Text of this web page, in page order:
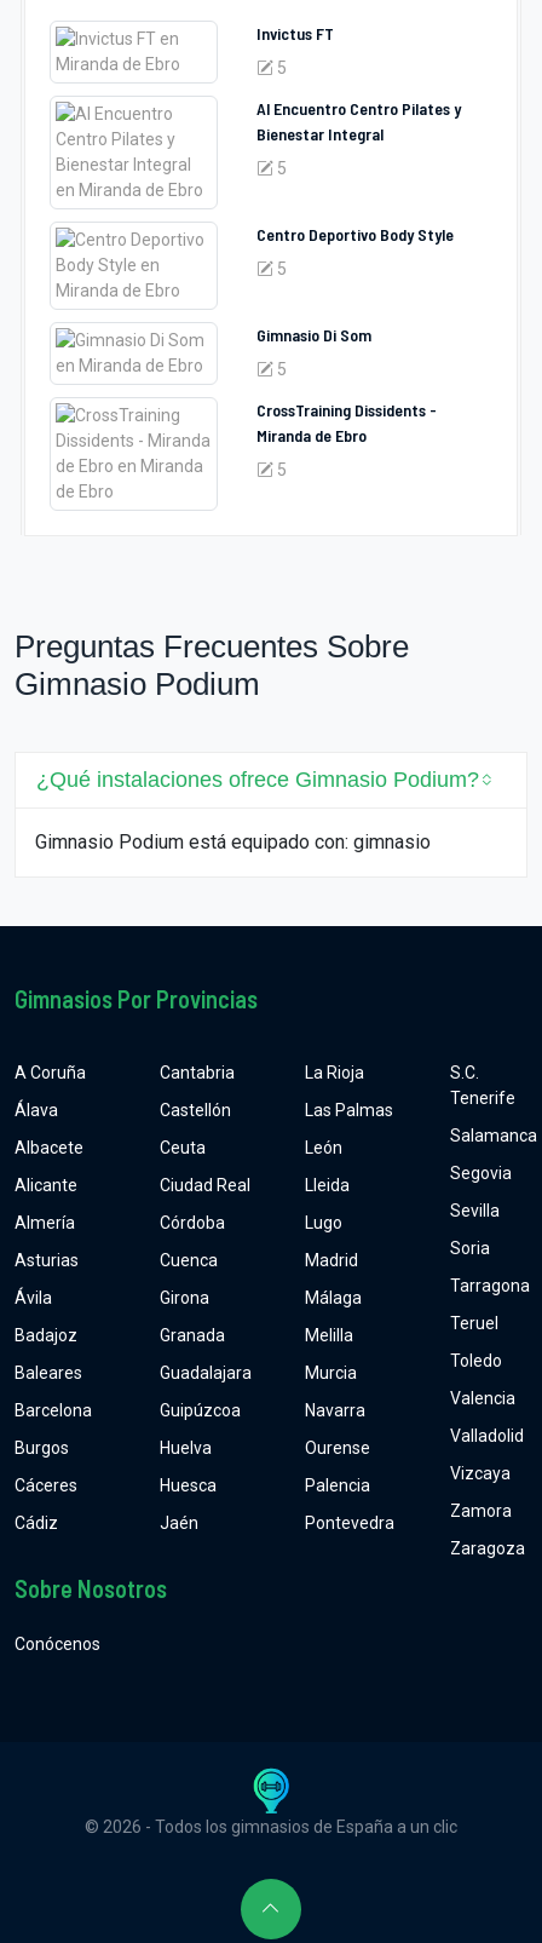
Invictus FT
5
Al Encuentro Centro Pilates y
Bienestar Integral
5
Centro Deportivo Body Style
5
Gimnasio Di Som
5
CrossTraining Dissidents -
Miranda de Ebro
5
Preguntas Frecuentes Sobre
Gimnasio Podium
¿Qué instalaciones ofrece Gimnasio Podium?
Gimnasio Podium está equipado con: gimnasio
Gimnasios Por Provincias
A Coruña
Álava
Albacete
Alicante
Almería
Asturias
Ávila
Badajoz
Baleares
Barcelona
Burgos
Cáceres
Cádiz
Cantabria
Castellón
Ceuta
Ciudad Real
Córdoba
Cuenca
Girona
Granada
Guadalajara
Guipúzcoa
Huelva
Huesca
Jaén
La Rioja
Las Palmas
León
Lleida
Lugo
Madrid
Málaga
Melilla
Murcia
Navarra
Ourense
Palencia
Pontevedra
S.C.
Tenerife
Salamanca
Segovia
Sevilla
Soria
Tarragona
Teruel
Toledo
Valencia
Valladolid
Vizcaya
Zamora
Zaragoza
Sobre Nosotros
Conócenos
© 2026 - Todos los gimnasios de España a un clic